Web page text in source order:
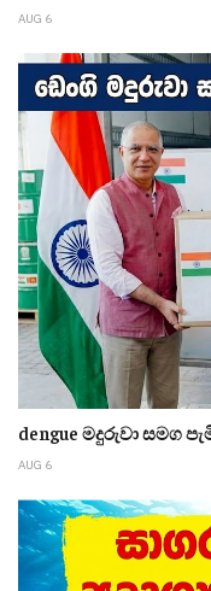
AUG 6
dengue මදුරුවා සමග
AUG 6